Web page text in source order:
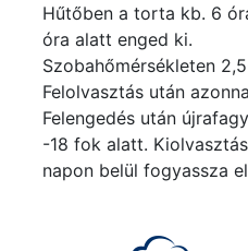
Hűtőben a torta kb. 6
óra alatt enged ki.
Szobahőmérsékleten
Felolvasztás után
Felengedés után
-18 fok alatt.
napon belül fogyassza